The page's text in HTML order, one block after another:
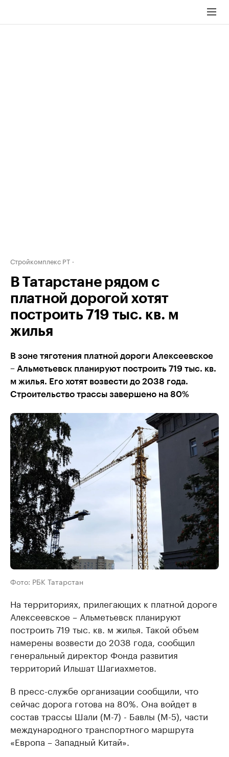
Стройкомплекс РТ
В Татарстане рядом с
платной дорогой хотят
построить 719 тыс. кв. м
жилья
В зоне тяготения платной дороги Алексеевское
– Альметьевск планируют построить 719 тыс. кв.
м жилья. Его хотят возвести до 2038 года.
Строительство трассы завершено на 80%
Фото: РБК Татарстан
На территориях, прилегающих к платной дороге
Алексеевское – Альметьевск планируют
построить 719 тыс. кв. м жилья. Такой объем
намерены возвести до 2038 года, сообщил
генеральный директор Фонда развития
территорий Ильшат Шагиахметов.
В пресс-службе организации сообщили, что
сейчас дорога готова на 80%. Она войдет в
состав трассы Шали (М-7) - Бавлы (М-5), части
международного транспортного маршрута
«Европа – Западный Китай».